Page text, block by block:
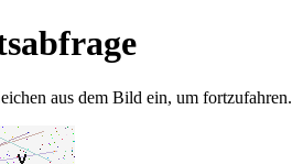
aus dem Bild ein, um fortzufahren.